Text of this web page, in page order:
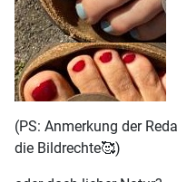
(PS: Anmerkung der
die Bildrechte🥰)